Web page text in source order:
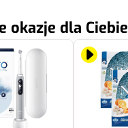
okazje dla Ciebie